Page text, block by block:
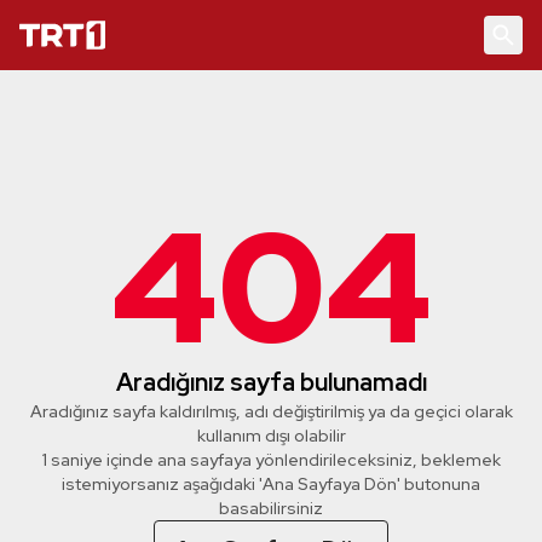
404
Aradığınız sayfa bulunamadı
Aradığınız sayfa kaldırılmış, adı değiştirilmiş ya da geçici olarak
kullanım dışı olabilir
1 saniye içinde ana sayfaya yönlendirileceksiniz, beklemek
istemiyorsanız aşağıdaki 'Ana Sayfaya Dön' butonuna
basabilirsiniz